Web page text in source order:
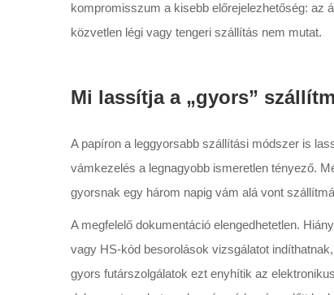
kompromisszum a kisebb előrejelezhetőség: az
közvetlen légi vagy tengeri szállítás nem mutat.
Mi lassítja a „gyors”
A papíron a leggyorsabb szállítási módszer is
vámkezelés a legnagyobb ismeretlen tényező.
gyorsnak egy három napig vám alá vont
A megfelelő dokumentáció elengedhetetlen.
vagy HS-kód besorolások vizsgálatot
gyors futárszolgálatok ezt enyhítik az